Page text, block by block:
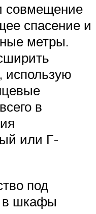
совмещение
спасение и
метры.
использую
в
или Г-
под
в шкафы